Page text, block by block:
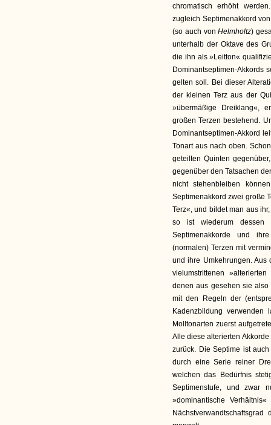
chromatisch erhöht
zugleich Septimenakkord
(so auch vonHelmholtz)
unterhalb der Oktave des
die ihn als »Leitton«
Dominantseptimen-Akkords
gelten soll. Bei dieser
der kleinen Terz aus der
»übermäßige Dreiklang«,
großen Terzen bestehend.
Dominantseptimen-Akkord
Tonart aus nach oben.
geteilten Quinten
gegenüber den Tatsachen
nicht stehenbleiben
Septimenakkord zwei große
Terz«, und bildet man aus
so ist wiederum dessen
Septimenakkorde und
(normalen) Terzen mit
und ihre Umkehrungen. Aus
vielumstrittenen
denen aus gesehen sie
mit den Regeln der
Kadenzbildung verwenden
Molltonarten zuerst
Alle diese alterierten
zurück. Die Septime ist
durch eine Serie reiner
welchen das Bedürfnis
Septimenstufe, und zwar
»dominantische